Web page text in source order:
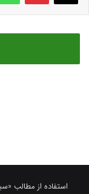
استفاده از مطالب